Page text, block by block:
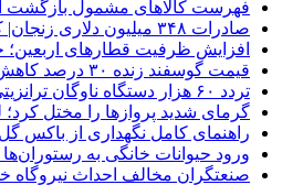
فهرست کالاهای مشمول بازگشت
صادرات ۳۴۸ میلیون دلاری زنجان| ‌کاهش ۱۷ درصدی واردات
افزایش ظرفیت قطارهای اربعین؛
قیمت گوسفند زنده ۳۰ درصد کاهش یافت؛ گوشت ارزان نشد
تردد ۶۰ هزار دستگاه ناوگان ترانزیتی از پایانه‌های مرزی آذربایجان ‌غربی
گرمای شدید پروازها را مختل
راهنمای کامل نگهداری از باکس
ورود حیوانات خانگی به
صنعتگران مخالف احداث نیروگاه